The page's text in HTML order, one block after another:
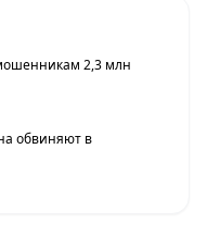
2,3 млн
обвиняют в